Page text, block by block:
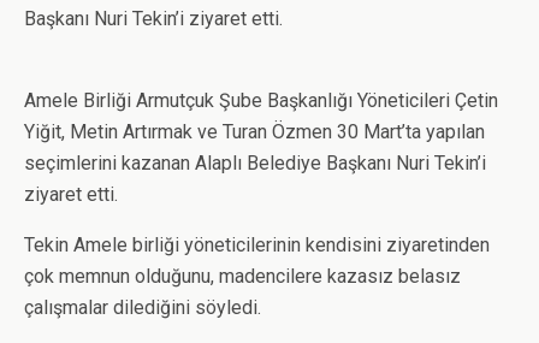
Başkanı Nuri Tekin’i ziyaret etti.
Amele Birliği Armutçuk Şube Başkanlığı Yöneticileri Çetin
Yiğit, Metin Artırmak ve Turan Özmen 30 Mart’ta yapılan
seçimlerini kazanan Alaplı Belediye Başkanı Nuri Tekin’i
ziyaret etti.
Tekin Amele birliği yöneticilerinin kendisini ziyaretinden
çok memnun olduğunu, madencilere kazasız belasız
çalışmalar dilediğini söyledi.